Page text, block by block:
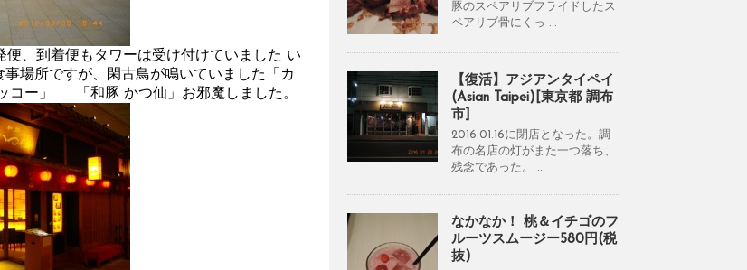
、到着便もタワーは受け付けていました い
場所ですが、閑古鳥が鳴いていました「カ
コー」 「和豚 かつ仙」お邪魔しました。
豚のスペアリブフライドしたス
ペアリブ骨にくっ ...
【復活】アジアンタイペイ
(Asian Taipei)[東京都 調布
市]
2016.01.16に閉店となった。調
布の名店の灯がまた一つ落ち、
残念であった。 ...
なかなか！ 桃＆イチゴのフ
ルーツスムージー580円(税
抜)